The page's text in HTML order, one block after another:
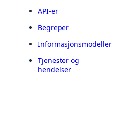
API-er
Begreper
Informasjonsmodeller
Tjenester og
hendelser